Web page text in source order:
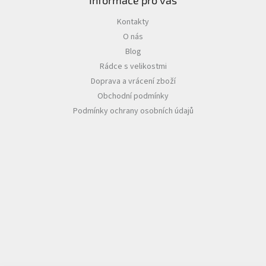
Kontakty
O nás
Blog
Rádce s velikostmi
Doprava a vrácení zboží
Obchodní podmínky
Podmínky ochrany osobních údajů